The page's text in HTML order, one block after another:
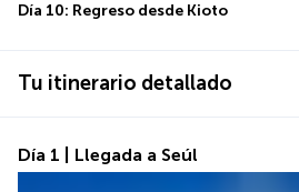
Día 10: Regreso desde Kioto
Tu itinerario detallado
Día 1 | Llegada a Seúl